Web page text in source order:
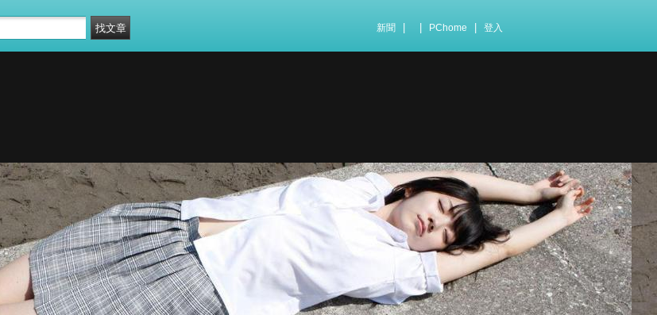
新聞 PChome 登入